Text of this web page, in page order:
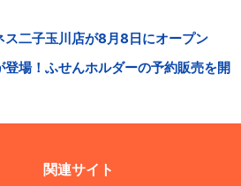
ス二子玉川店が8月8日にオープン
場！ふせんホルダーの予約販売を開
関連サイト